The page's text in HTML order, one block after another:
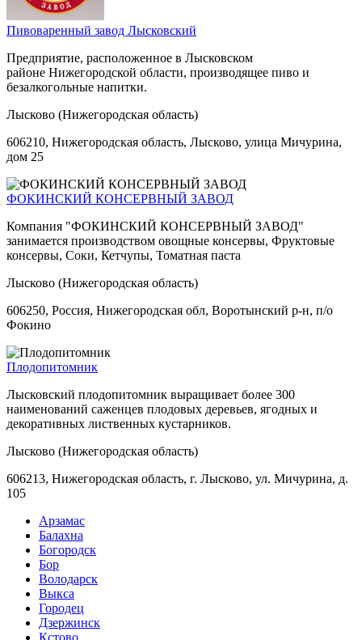
Пивоваренный завод Лысковский
Предприятие, расположенное в Лысковском
районе Нижегородской области, производящее пиво и
безалкогольные напитки.
Лысково (Нижегородская область)
606210, Нижегородская область, Лысково, улица Мичурина,
дом 25
ФОКИНСКИЙ КОНСЕРВНЫЙ ЗАВОД
Компания "ФОКИНСКИЙ КОНСЕРВНЫЙ ЗАВОД"
занимается производством овощные консервы, Фруктовые
консервы, Соки, Кетчупы, Томатная паста
Лысково (Нижегородская область)
606250, Россия, Нижегородская обл, Воротынский р-н, п/о
Фокино
Плодопитомник
Лысковский плодопитомник выращивает более 300
наименований саженцев плодовых деревьев, ягодных и
декоративных лиственных кустарников.
Лысково (Нижегородская область)
606213, Нижегородская область, г. Лысково, ул. Мичурина, д.
105
Арзамас
Балахна
Богородск
Бор
Володарск
Выкса
Городец
Дзержинск
Кстово